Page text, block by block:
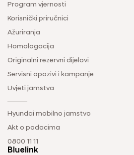
Program vjernosti
Korisnički priručnici
Ažuriranja
Homologacija
Originalni rezervni dijelovi
Servisni opozivi i kampanje
Uvjeti jamstva
Hyundai mobilno jamstvo
Akt o podacima
0800 11 11
Bluelink